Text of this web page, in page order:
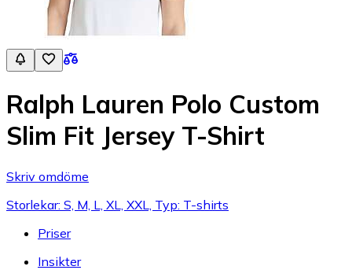
Ralph Lauren Polo Custom
Slim Fit Jersey T-Shirt
Skriv omdöme
Storlekar: S, M, L, XL, XXL, Typ: T-shirts
Priser
Insikter